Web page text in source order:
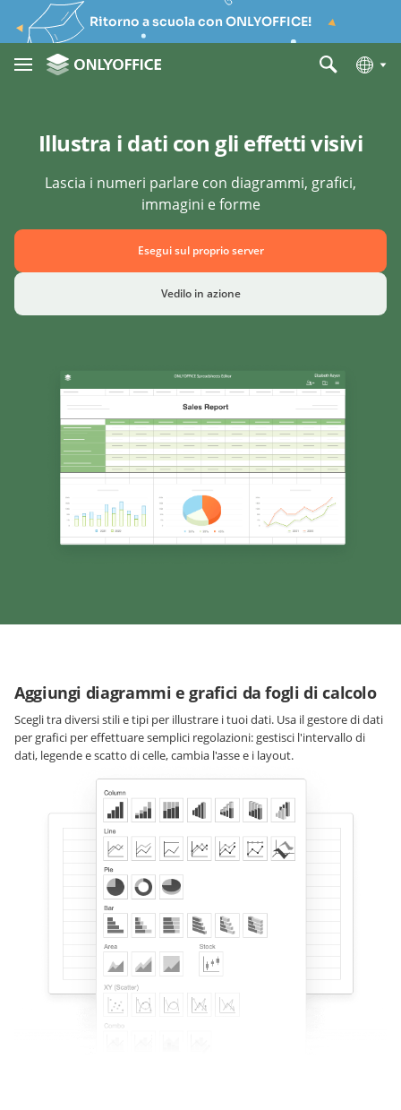
Ritorno a scuola con ONLYOFFICE!
Illustra i dati con gli effetti visivi
Lascia i numeri parlare con diagrammi, grafici,
immagini e forme
Esegui sul proprio server
Vedilo in azione
Aggiungi diagrammi e grafici da fogli di calcolo
Scegli tra diversi stili e tipi per illustrare i tuoi dati. Usa il gestore di dati
per grafici per effettuare semplici regolazioni: gestisci l'intervallo di
dati, legende e scatto di celle, cambia l'asse e i layout.